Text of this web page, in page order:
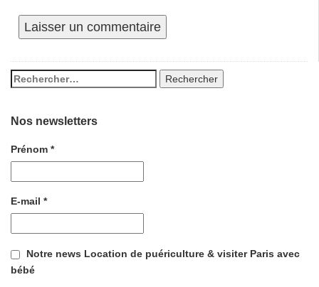
Nos newsletters
Prénom *
E-mail *
Notre news Location de puériculture & visiter Paris avec
bébé